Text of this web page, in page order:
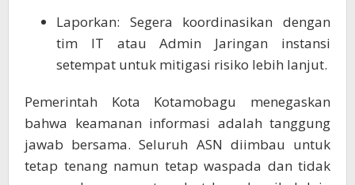
Laporkan: Segera koordinasikan dengan
tim IT atau Admin Jaringan instansi
setempat untuk mitigasi risiko lebih lanjut.
Pemerintah Kota Kotamobagu menegaskan
bahwa keamanan informasi adalah tanggung
jawab bersama. Seluruh ASN diimbau untuk
tetap tenang namun tetap waspada dan tidak